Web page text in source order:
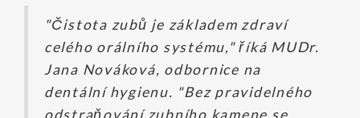
"Čistota zubů je základem zdraví
celého orálního systému," říká MUDr.
Jana Nováková, odbornice na
dentální hygienu. "Bez pravidelného